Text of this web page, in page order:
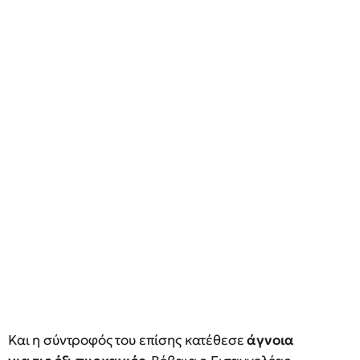
Και η σύντροφός του επίσης κατέθεσεάγνοια